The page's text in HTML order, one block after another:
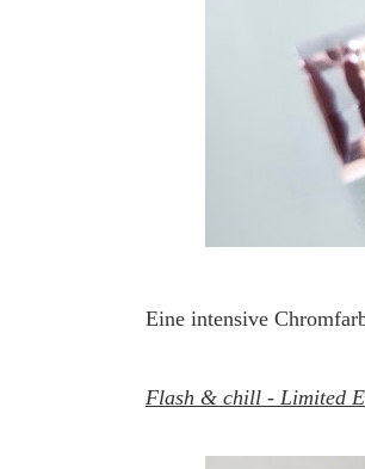
Eine intensive
Flash & chill - Limited